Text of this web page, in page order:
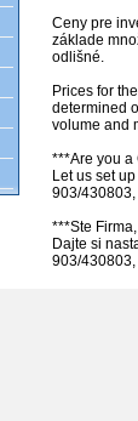
Ceny pre
základe
odlišné.
Prices for
determined
volume and
***Are you a
Let us set
903/
***Ste
Dajte si